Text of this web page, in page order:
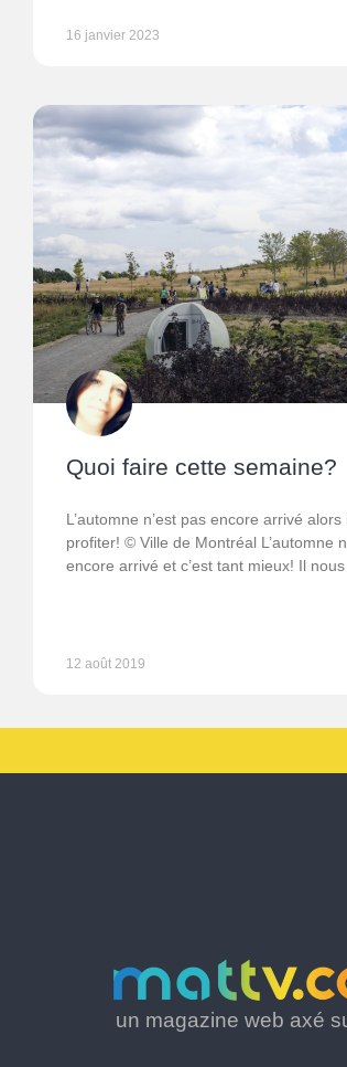
16 janvier 2023
Quoi faire cette semaine?
L’automne n’est pas encore arrivé alors
profiter! © Ville de Montréal L’automne
encore arrivé et c’est tant mieux! Il
12 août 2019
un magazine web axé